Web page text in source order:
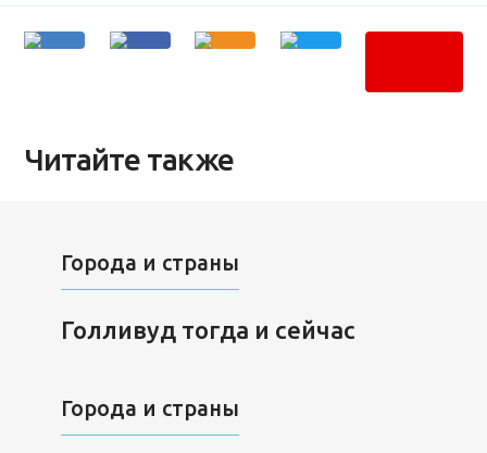
Читайте также
Города и страны
Голливуд тогда и сейчас
Города и страны